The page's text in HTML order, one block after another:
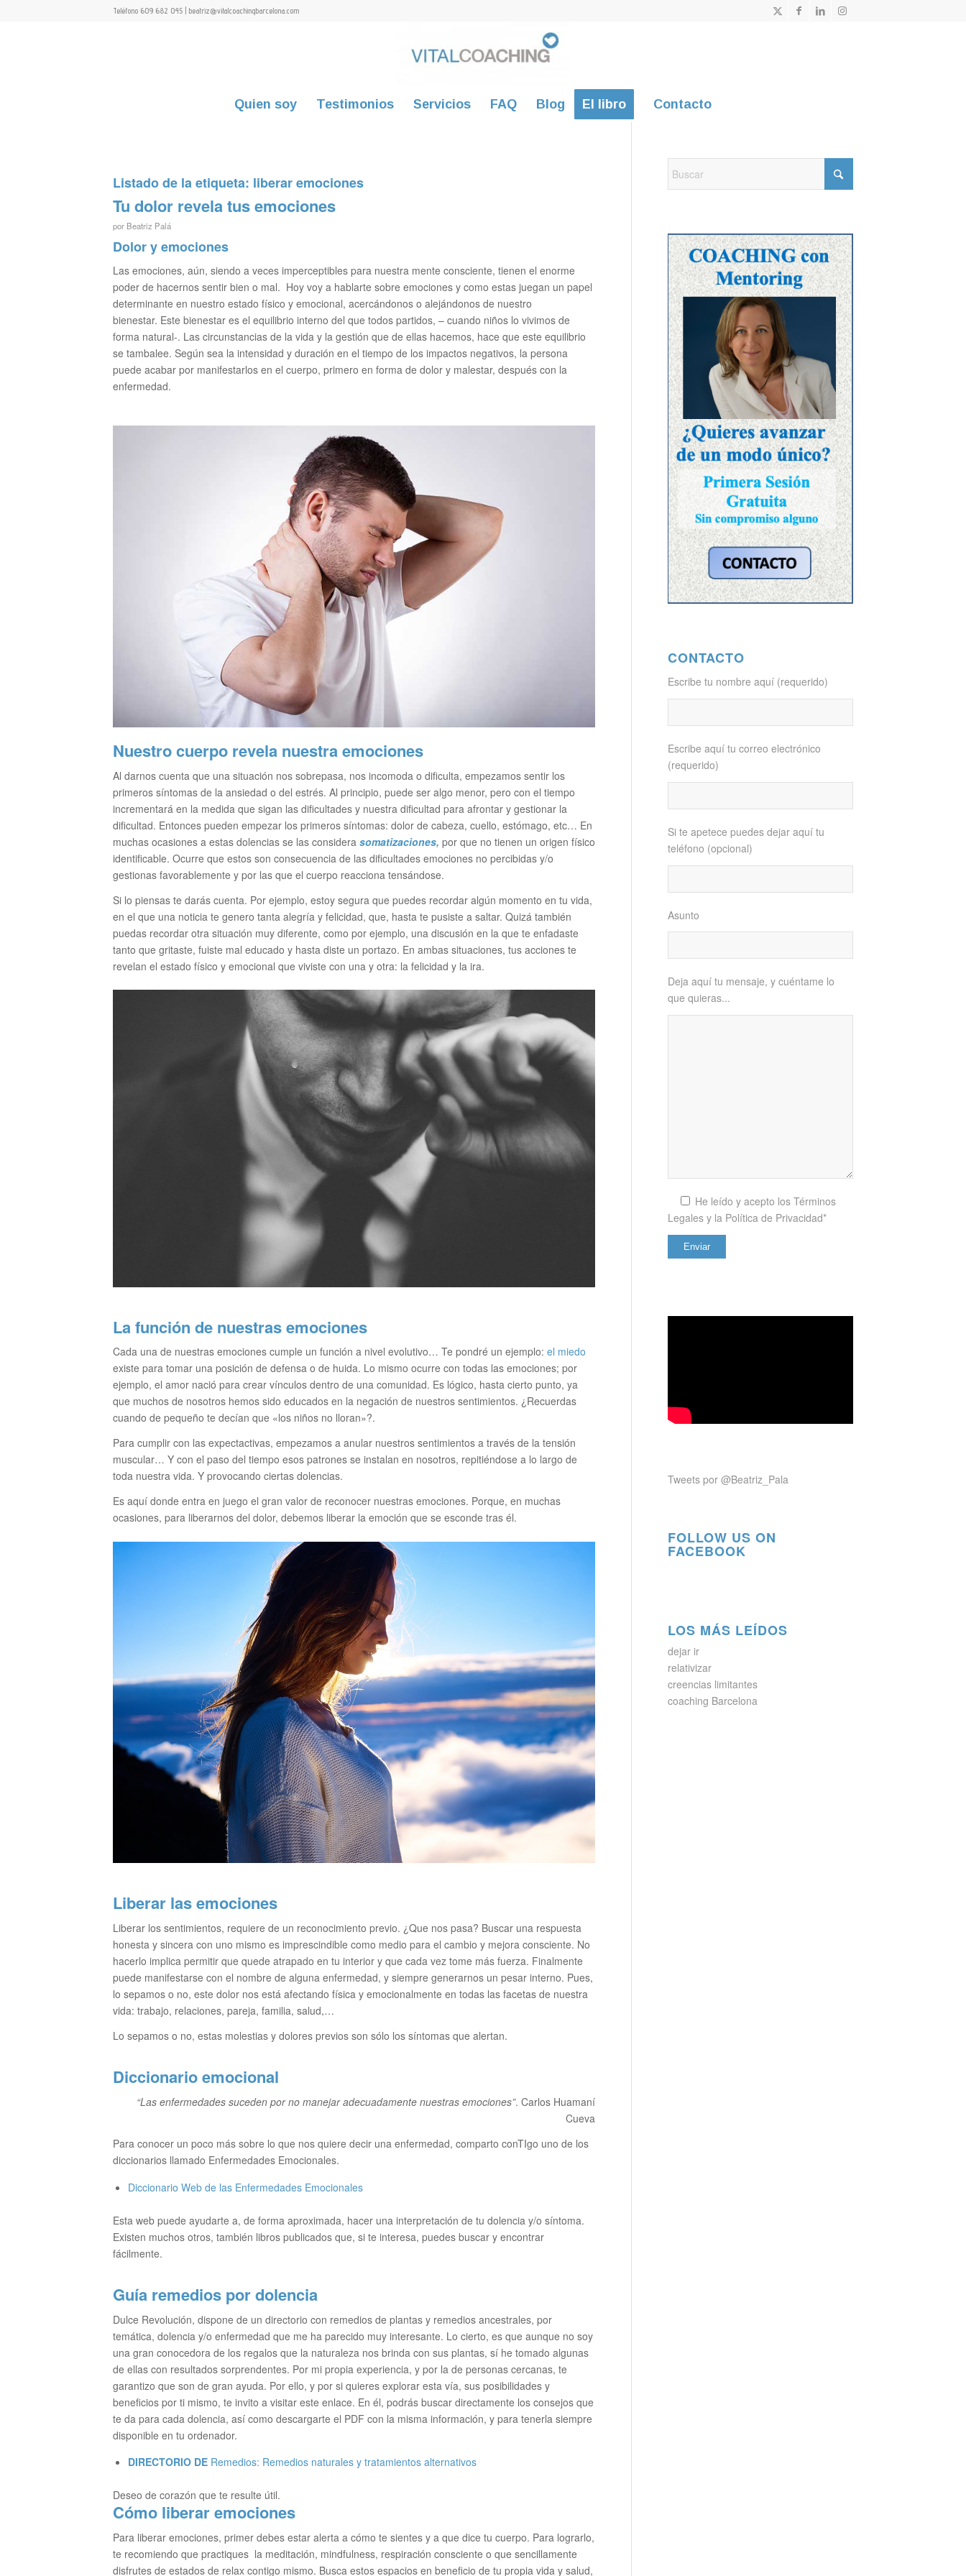
Teléfono 609 682 045 | beatriz@vitalcoachingbarcelona.com
Quien soy Testimonios Servicios FAQ Blog El libro Contacto
Listado de la etiqueta: liberar emociones
Tu dolor revela tus emociones
por Beatriz Palá
Dolor y emociones
Las emociones, aún, siendo a veces imperceptibles para nuestra mente consciente, tienen el enorme
poder de hacernos sentir bien o mal. Hoy voy a hablarte sobre emociones y como estas juegan un papel
determinante en nuestro estado físico y emocional, acercándonos o alejándonos de nuestro
bienestar. Este bienestar es el equilibrio interno del que todos partidos, – cuando niños lo vivimos de
forma natural-. Las circunstancias de la vida y la gestión que de ellas hacemos, hace que este equilibrio
se tambalee. Según sea la intensidad y duración en el tiempo de los impactos negativos, la persona
puede acabar por manifestarlos en el cuerpo, primero en forma de dolor y malestar, después con la
enfermedad.
Nuestro cuerpo revela nuestra emociones
Al darnos cuenta que una situación nos sobrepasa, nos incomoda o dificulta, empezamos sentir los
primeros síntomas de la ansiedad o del estrés. Al principio, puede ser algo menor, pero con el tiempo
incrementará en la medida que sigan las dificultades y nuestra dificultad para afrontar y gestionar la
dificultad. Entonces pueden empezar los primeros síntomas: dolor de cabeza, cuello, estómago, etc… En
muchas ocasiones a estas dolencias se las considera somatizaciones, por que no tienen un origen físico
identificable. Ocurre que estos son consecuencia de las dificultades emociones no percibidas y/o
gestionas favorablemente y por las que el cuerpo reacciona tensándose.
Si lo piensas te darás cuenta. Por ejemplo, estoy segura que puedes recordar algún momento en tu vida,
en el que una noticia te genero tanta alegría y felicidad, que, hasta te pusiste a saltar. Quizá también
puedas recordar otra situación muy diferente, como por ejemplo, una discusión en la que te enfadaste
tanto que gritaste, fuiste mal educado y hasta diste un portazo. En ambas situaciones, tus acciones te
revelan el estado físico y emocional que viviste con una y otra: la felicidad y la ira.
La función de nuestras emociones
Cada una de nuestras emociones cumple un función a nivel evolutivo… Te pondré un ejemplo: el miedo
existe para tomar una posición de defensa o de huida. Lo mismo ocurre con todas las emociones; por
ejemplo, el amor nació para crear vínculos dentro de una comunidad. Es lógico, hasta cierto punto, ya
que muchos de nosotros hemos sido educados en la negación de nuestros sentimientos. ¿Recuerdas
cuando de pequeño te decían que «los niños no lloran»?.
Para cumplir con las expectactivas, empezamos a anular nuestros sentimientos a través de la tensión
muscular… Y con el paso del tiempo esos patrones se instalan en nosotros, repitiéndose a lo largo de
toda nuestra vida. Y provocando ciertas dolencias.
Es aquí donde entra en juego el gran valor de reconocer nuestras emociones. Porque, en muchas
ocasiones, para liberarnos del dolor, debemos liberar la emoción que se esconde tras él.
Liberar las emociones
Liberar los sentimientos, requiere de un reconocimiento previo. ¿Que nos pasa? Buscar una respuesta
honesta y sincera con uno mismo es imprescindible como medio para el cambio y mejora consciente. No
hacerlo implica permitir que quede atrapado en tu interior y que cada vez tome más fuerza. Finalmente
puede manifestarse con el nombre de alguna enfermedad, y siempre generarnos un pesar interno. Pues,
lo sepamos o no, este dolor nos está afectando física y emocionalmente en todas las facetas de nuestra
vida: trabajo, relaciones, pareja, familia, salud,…
Lo sepamos o no, estas molestias y dolores previos son sólo los síntomas que alertan.
Diccionario emocional
“Las enfermedades suceden por no manejar adecuadamente nuestras emociones”. Carlos Huamaní
Cueva
Para conocer un poco más sobre lo que nos quiere decir una enfermedad, comparto conTIgo uno de los
diccionarios llamado Enfermedades Emocionales.
Diccionario Web de las Enfermedades Emocionales
Esta web puede ayudarte a, de forma aproximada, hacer una interpretación de tu dolencia y/o síntoma.
Existen muchos otros, también libros publicados que, si te interesa, puedes buscar y encontrar
fácilmente.
Guía remedios por dolencia
Dulce Revolución, dispone de un directorio con remedios de plantas y remedios ancestrales, por
temática, dolencia y/o enfermedad que me ha parecido muy interesante. Lo cierto, es que aunque no soy
una gran conocedora de los regalos que la naturaleza nos brinda con sus plantas, sí he tomado algunas
de ellas con resultados sorprendentes. Por mi propia experiencia, y por la de personas cercanas, te
garantizo que son de gran ayuda. Por ello, y por si quieres explorar esta vía, sus posibilidades y
beneficios por ti mismo, te invito a visitar este enlace. En él, podrás buscar directamente los consejos que
te da para cada dolencia, así como descargarte el PDF con la misma información, y para tenerla siempre
disponible en tu ordenador.
DIRECTORIO DE Remedios: Remedios naturales y tratamientos alternativos
Deseo de corazón que te resulte útil.
Cómo liberar emociones
Para liberar emociones, primer debes estar alerta a cómo te sientes y a que dice tu cuerpo. Para lograrlo,
te recomiendo que practiques la meditación, mindfulness, respiración consciente o que sencillamente
disfrutes de estados de relax contigo mismo. Busca estos espacios en beneficio de tu propia vida y salud,
CONTACTO
Escribe tu nombre aquí (requerido)
Escribe aquí tu correo electrónico
(requerido)
Si te apetece puedes dejar aquí tu
teléfono (opcional)
Asunto
Deja aquí tu mensaje, y cuéntame lo
que quieras...
He leído y acepto los Términos
Legales y la Política de Privacidad*
Tweets por @Beatriz_Pala
FOLLOW US ON
FACEBOOK
LOS MÁS LEÍDOS
dejar ir
relativizar
creencias limitantes
coaching Barcelona